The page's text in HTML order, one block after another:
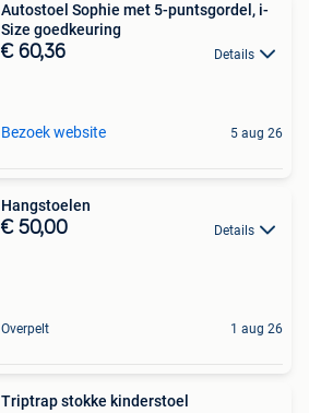
Autostoel Sophie met 5-puntsgordel, i-
Size goedkeuring
€ 60,36 Details
Bezoek website 5 aug 26
Hangstoelen
€ 50,00 Details
Overpelt 1 aug 26
Triptrap stokke kinderstoel